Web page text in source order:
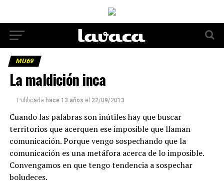
MU69
La maldición inca
Publicada hace 13 años el 22/09/2013
Cuando las palabras son inútiles hay que buscar
territorios que acerquen ese imposible que llaman
comunicación. Porque vengo sospechando que la
comunicación es una metáfora acerca de lo imposible.
Convengamos en que tengo tendencia a sospechar
boludeces.